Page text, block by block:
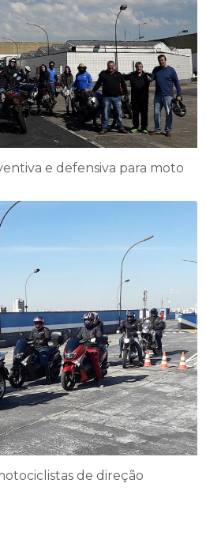
e defensiva para moto
de direção